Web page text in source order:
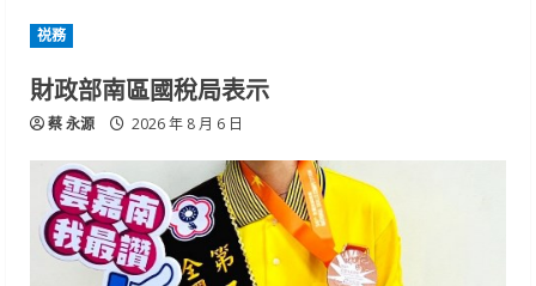
祱務
財政部南區國稅局表示
蔡 永源 2026 年 8 月 6 日